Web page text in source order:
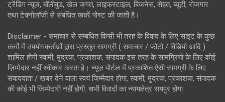
ट्रेंडिंग न्यूज, बॉलीवुड, खेल जगत, लाइफस्टाइल, बिजनेस, सेहत, ब्यूटी, रोजगार
तथा टेक्नोलॉजी से संबंधित खबरें पोस्ट की जाती है।
Disclaimer - समाचार से सम्बंधित किसी भी तरह के विवाद के लिए साइट के कुछ
तत्वों में उपयोगकर्ताओं द्वारा प्रस्तुत सामग्री ( समाचार / फोटो / विडियो आदि )
शामिल होगी स्वामी, मुद्रक, प्रकाशक, संपादक इस तरह के सामग्रियों के लिए कोई
ज़िम्मेदार नहीं स्वीकार करता है। न्यूज़ पोर्टल में प्रकाशित ऐसी सामग्री के लिए
संवाददाता / खबर देने वाला स्वयं जिम्मेदार होगा, स्वामी, मुद्रक, प्रकाशक, संपादक
की कोई भी जिम्मेदारी नहीं होगी. सभी विवादों का न्यायक्षेत्र रायपुर होगा